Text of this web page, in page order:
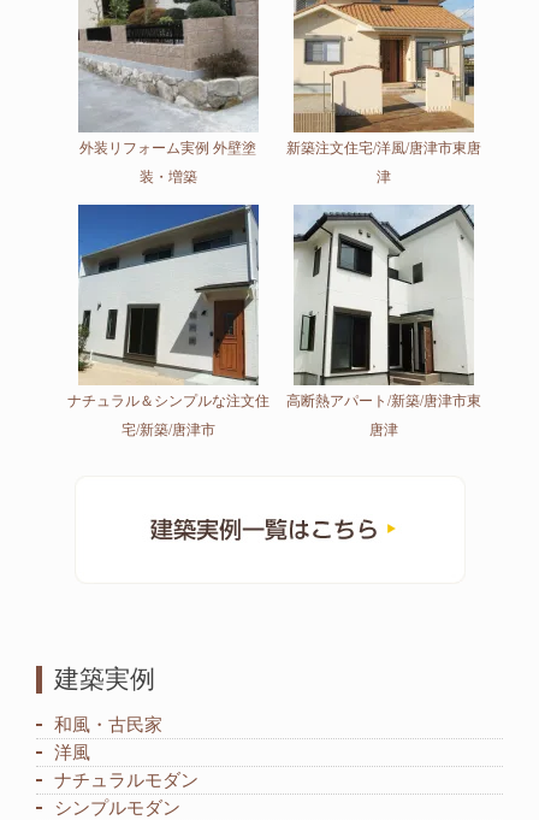
外装リフォーム実例 外壁塗
装・増築
新築注文住宅/洋風/唐津市東唐
津
ナチュラル＆シンプルな注文住
宅/新築/唐津市
高断熱アパート/新築/唐津市東
唐津
建築実例
和風・古民家
洋風
ナチュラルモダン
シンプルモダン